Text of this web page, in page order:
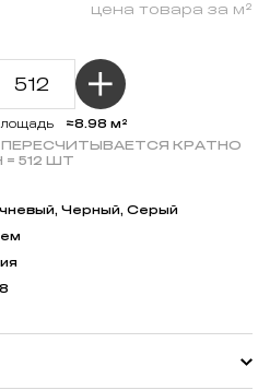
цена товара за м²
≈8.98 м²
КРАТНО
512 ШТ
Черный, Серый